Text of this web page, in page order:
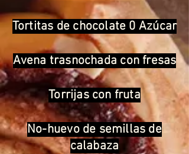
Tortitas de chocolate 0 Azúcar
Avena trasnochada con fresas
Torrijas con fruta
No-huevo de semillas de
calabaza